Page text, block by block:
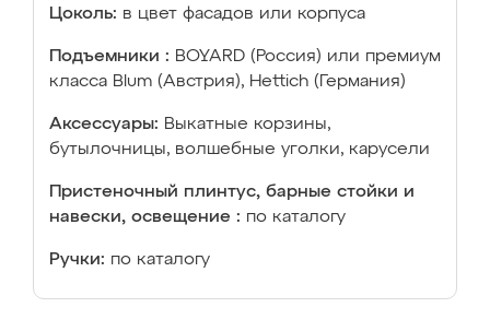
Цоколь: в цвет фасадов или корпуса
Подъемники : BOYARD (Россия) или премиум
класса Blum (Австрия), Hettich (Германия)
Аксессуары: Выкатные корзины,
бутылочницы, волшебные уголки, карусели
Пристеночный плинтус, барные стойки и
навески, освещение : по каталогу
Ручки: по каталогу